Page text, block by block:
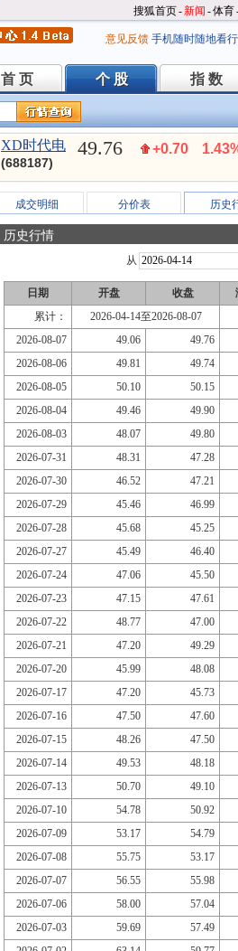
搜狐首页-新闻 -体育
意见反馈 手机随时随地看
首 页
首 页 个 股
个 股 指 数
指 数
XD时代电
(688187)
49.76 +0.70
成交明细 分价表 历史
历史行情
从
日期 开盘 收盘
累计：
2026-04-14至2026-08-07
2026-08-07
49.06 49.76
2026-08-06
49.81 49.74
2026-08-05
50.10 50.15
2026-08-04
49.46 49.90
2026-08-03
48.07 49.80
2026-07-31
48.31 47.28
2026-07-30
46.52 47.21
2026-07-29
45.46 46.99
2026-07-28
45.68 45.25
2026-07-27
45.49 46.40
2026-07-24
47.06 45.50
2026-07-23
47.15 47.61
2026-07-22
48.77 47.00
2026-07-21
47.20 49.29
2026-07-20
45.99 48.08
2026-07-17
47.20 45.73
2026-07-16
47.50 47.60
2026-07-15
48.26 47.50
2026-07-14
49.53 48.18
2026-07-13
50.70 49.10
2026-07-10
54.78 50.92
2026-07-09
53.17 54.79
2026-07-08
55.75 53.17
2026-07-07
56.55 55.98
2026-07-06
58.00 57.04
2026-07-03
59.69 57.49